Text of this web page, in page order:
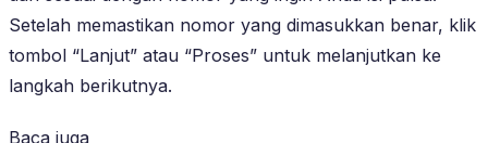
Setelah memastikan nomor yang dimasukkan benar, klik
tombol “Lanjut” atau “Proses” untuk melanjutkan ke
langkah berikutnya.
Baca juga